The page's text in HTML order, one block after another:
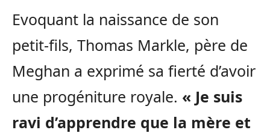
Evoquant la naissance de son
petit-fils, Thomas Markle, père de
Meghan a exprimé sa fierté d’avoir
une progéniture royale. « Je suis
ravi d’apprendre que la mère et